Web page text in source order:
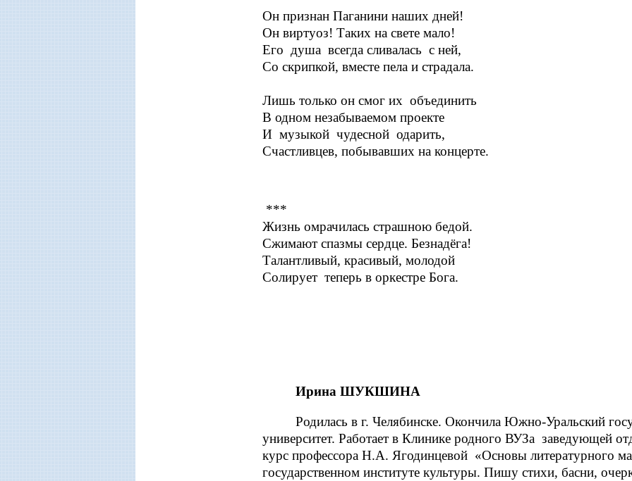
Он признан Паганини наших дней!
Он виртуоз! Таких на свете мало!
Его душа всегда сливалась с ней,
Со скрипкой, вместе пела и страдала.
Лишь только он смог их объединить
В одном незабываемом проекте
И музыкой чудесной одарить,
Счастливцев, побывавших на концерте.
***
Жизнь омрачилась страшною бедой.
Сжимают спазмы сердце. Безнадёга!
Талантливый, красивый, молодой
Солирует теперь в оркестре Бога.
Ирина ШУКШИНА
Родилась в г. Челябинске. Окончила Южно-Уральский
университет. Работает в Клинике родного ВУЗа заведующей
курс профессора Н.А. Ягодинцевой «Основы литературного
государственном институте культуры. Пишу стихи, басни,